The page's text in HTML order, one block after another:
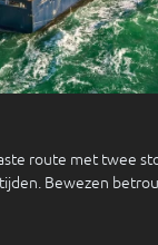
route met twee
Bewezen